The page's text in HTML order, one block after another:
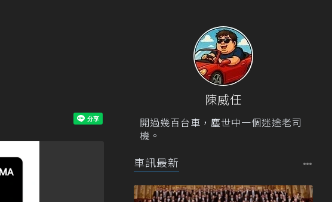
陳威任
開過幾百台車，塵世中一個迷途老司
機。
車訊最新